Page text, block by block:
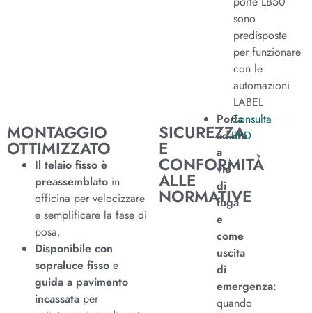
sono
predisposte
per funzionare
con le
automazioni
LABEL
MONTAGGIO
OTTIMIZZATO
Il telaio fisso è
preassemblato in
officina per velocizzare
e semplificare la fase di
posa.
Disponibile con
sopraluce fisso e
guida a pavimento
incassata per
SICUREZZA
E
CONFORMITÀ
ALLE
NORMATIVE
Porta
adatta
a
vie
di
fuga
e
come
uscita
di
emergenza:
quando
Consulta
EPD